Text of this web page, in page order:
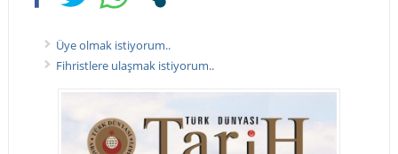
Üye olmak istiyorum..
Fihristlere ulaşmak istiyorum..